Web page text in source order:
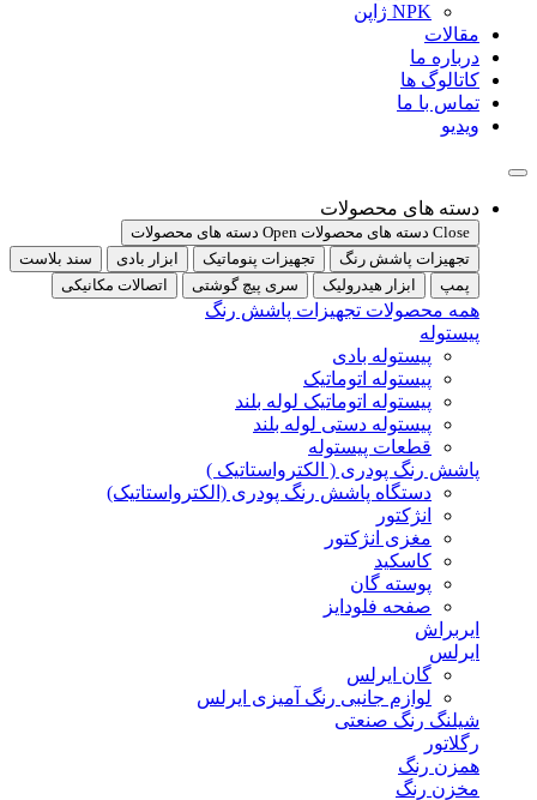
NPK ژاپن
مقالات
درباره ما
کاتالوگ ها
تماس با ما
ویدیو
دسته های محصولات
Close دسته های محصولات
Open دسته های محصولات
تجهیزات پاشش رنگ
تجهیزات پنوماتیک ابزار بادی
سند بلاست
پمپ
ابزار هیدرولیک سری پیچ گوشتی اتصالات مکانیکی
همه محصولات تجهیزات پاشش رنگ
پیستوله
پیستوله بادی
پیستوله اتوماتیک
پیستوله اتوماتیک لوله بلند
پیستوله دستی لوله بلند
قطعات پیستوله
پاشش رنگ پودری ( الکترواستاتیک )
دستگاه پاشش رنگ پودری (الکترواستاتیک)
انژکتور
مغزی انژکتور
کاسکید
پوسته گان
صفحه فلودایز
ایربراش
ایرلس
گان ایرلس
لوازم جانبی رنگ آمیزی ایرلس
شیلنگ رنگ صنعتی
رگلاتور
همزن رنگ
مخزن رنگ